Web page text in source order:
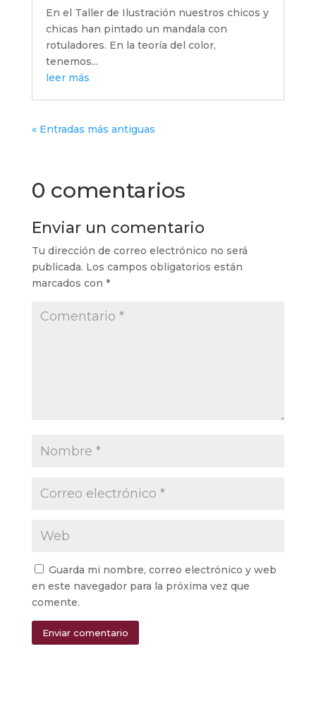
En el Taller de Ilustración nuestros chicos y
chicas han pintado un mandala con
rotuladores. En la teoría del color,
tenemos...
leer más
« Entradas más antiguas
0 comentarios
Enviar un comentario
Tu dirección de correo electrónico no será
publicada. Los campos obligatorios están
marcados con *
Guarda mi nombre, correo electrónico y web
en este navegador para la próxima vez que
comente.
Enviar comentario